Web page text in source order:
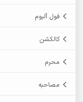
فول آلبوم
کالکشن
محرم
مصاحبه